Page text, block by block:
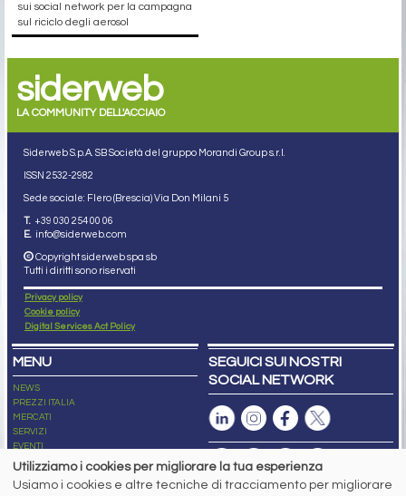
sui social network per la campagna
sul riciclo degli aerosol
siderweb
LA COMMUNITY DELL'ACCIAIO
Siderweb S.p.A. SB Società del gruppo Morandi Group s.r.l.
ISSN 2532-2982
Sede sociale: Flero (Brescia) Via Don Milani 5
T. +39 030 254 00 06
E. info@siderweb.com
Copyright siderweb spa sb
Tutti i diritti sono riservati
Privacy policy
Cookie policy
Digital Services Act Policy
MENU
NEWS
PREZZI ITALIA
MERCATI
SERVIZI
EVENTI
ABBONAMENTI
NEWSLETTER
SEGUICI SUI NOSTRI
SOCIAL NETWORK
Utilizziamo i cookies per migliorare la tua esperienza
Usiamo i cookies e altre tecniche di tracciamento per migliorare